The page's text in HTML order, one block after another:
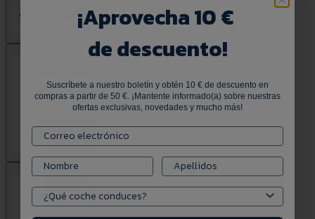
¡Aprovecha 10 €
de descuento!
Suscríbete a nuestro boletín y obtén 10 € de descuento en
compras a partir de 50 €. ¡Mantente informado(a) sobre nuestras
ofertas exclusivas, novedades y mucho más!